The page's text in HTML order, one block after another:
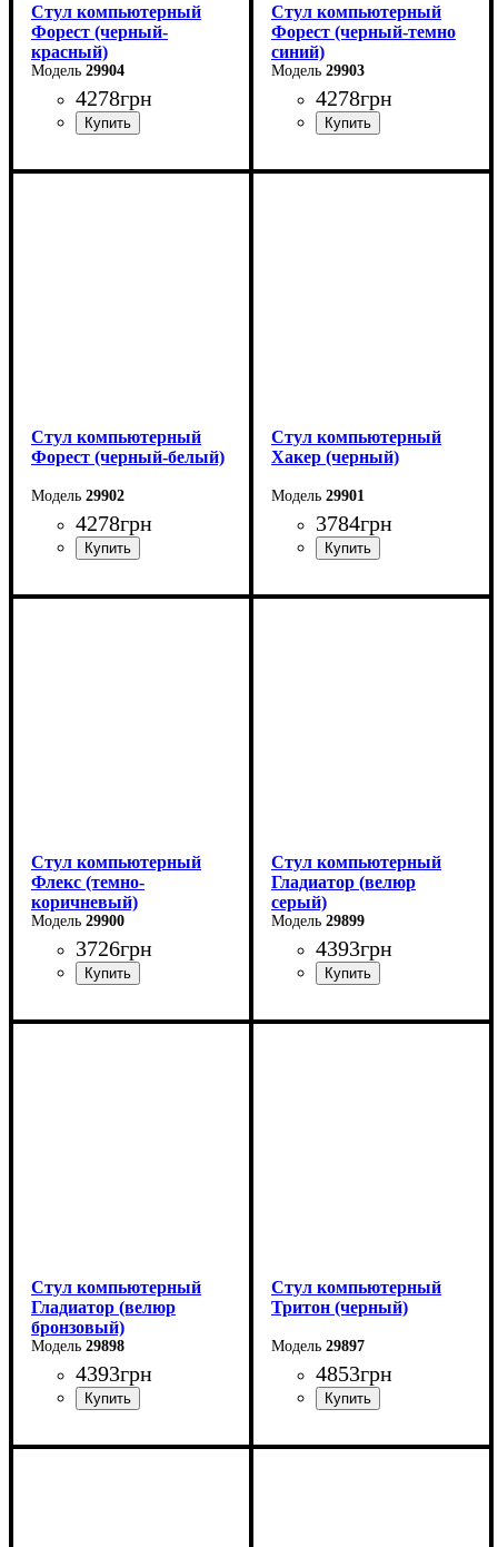
Стул компьютерный
Форест (черный-
красный)
29904
4278грн
Стул компьютерный
Форест (черный-темно
синий)
29903
4278грн
Стул компьютерный
Форест (черный-белый)
29902
4278грн
Стул компьютерный
Хакер (черный)
29901
3784грн
Стул компьютерный
Флекс (темно-
коричневый)
29900
3726грн
Стул компьютерный
Гладиатор (велюр
серый)
29899
4393грн
Стул компьютерный
Гладиатор (велюр
бронзовый)
29898
4393грн
Стул компьютерный
Тритон (черный)
29897
4853грн